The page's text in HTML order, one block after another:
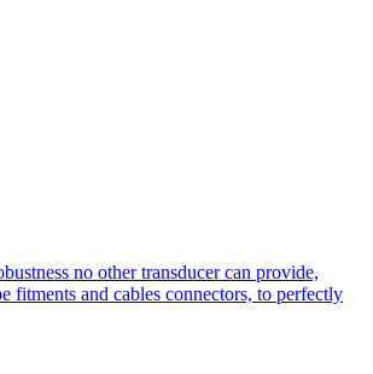
no other transducer can provide,
fitments and cables connectors, to perfectly